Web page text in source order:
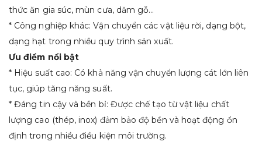
thức ăn gia súc, mùn cưa, dăm gỗ…
* Công nghiệp khác: Vận chuyển các vật liệu rời, dạng bột,
dạng hạt trong nhiều quy trình sản xuất.
Ưu điểm nổi bật
* Hiệu suất cao: Có khả năng vận chuyển lượng cát lớn liên
tục, giúp tăng năng suất.
* Đáng tin cậy và bền bỉ: Được chế tạo từ vật liệu chất
lượng cao (thép, inox) đảm bảo độ bền và hoạt động ổn
định trong nhiều điều kiện môi trường.